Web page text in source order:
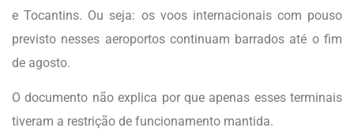
e Tocantins. Ou seja: os voos internacionais com pouso
previsto nesses aeroportos continuam barrados até o fim
de agosto.
O documento não explica por que apenas esses terminais
tiveram a restrição de funcionamento mantida.